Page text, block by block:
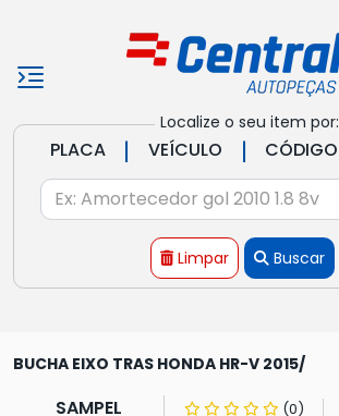
Localize o seu item por:
PLACA | VEÍCULO | CÓDIGO
Limpar Buscar
BUCHA EIXO TRAS HONDA HR-V 2015/
SAMPEL (0)